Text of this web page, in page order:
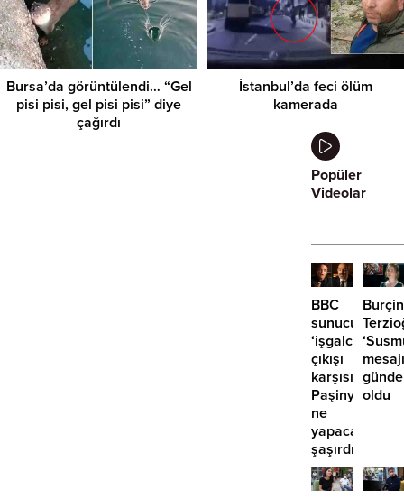
Bursa’da görüntülendi… “Gel
pisi pisi, gel pisi pisi” diye
çağırdı
İstanbul’da feci ölüm
kamerada
Popüler
Videolar
BBC
sunucusunun
‘işgalcisiniz’
çıkışı
karşısında
Paşinyan
ne
yapacağını
şaşırdı!
Burçin
mesajı
oldu